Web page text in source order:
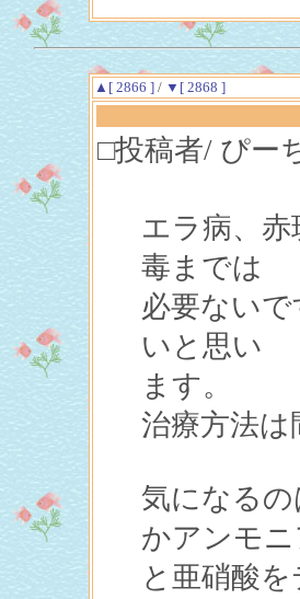
▲[ 2866 ]/ ▼[ 2868 ]
□投稿者/ ぴー
エラ病、
毒までは
必要ない
いと思い
ます。
治療方法
気になる
かアンモニ
と亜硝酸